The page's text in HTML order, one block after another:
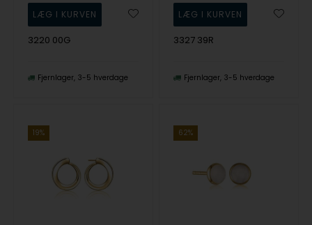
3220 00G
Fjernlager 3-5 hverdage
3327 39R
Fjernlager 3-5 hverdage
19% 62%